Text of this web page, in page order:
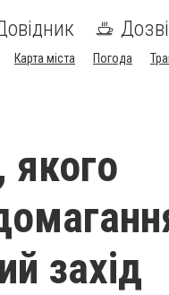
Карта міста Погода
якого
захід